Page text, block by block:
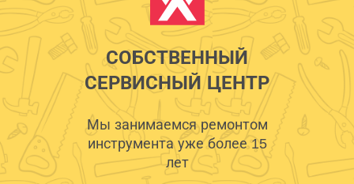
СОБСТВЕННЫЙ
СЕРВИСНЫЙ ЦЕНТР
Мы занимаемся ремонтом
инструмента уже более 15
лет